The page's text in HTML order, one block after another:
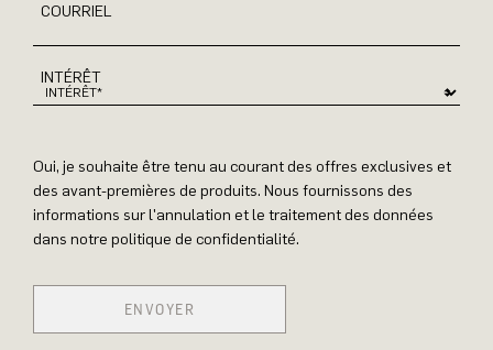
COURRIEL
INTÉRÊT
Oui, je souhaite être tenu au courant des offres exclusives et
des avant-premières de produits. Nous fournissons des
informations sur l'annulation et le traitement des données
dans notre politique de confidentialité.
ENVOYER